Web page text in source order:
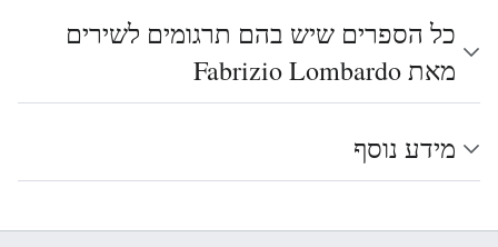
כל הספרים שיש בהם תרגומים לשירים
מאת Fabrizio Lombardo
מידע נוסף